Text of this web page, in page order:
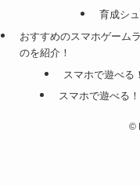
育成シ
おすすめのスマホゲーム
のを紹介！
スマホで遊べる
スマホで遊べる
©